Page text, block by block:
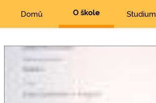
Domů O škole Studium